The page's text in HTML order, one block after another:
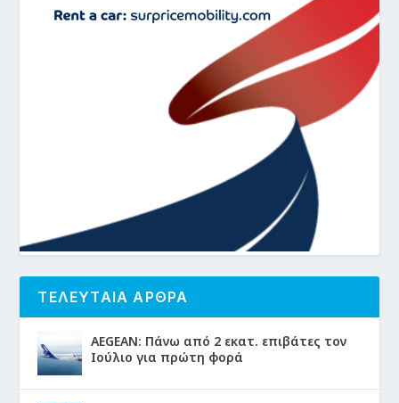
ΤΕΛΕΥΤΑΙΑ ΑΡΘΡΑ
AEGEAN: Πάνω από 2 εκατ. επιβάτες τον
Ιούλιο για πρώτη φορά